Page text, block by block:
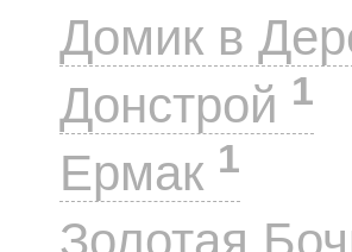
Домик в
Донстрой 1
Ермак 1
Золотая